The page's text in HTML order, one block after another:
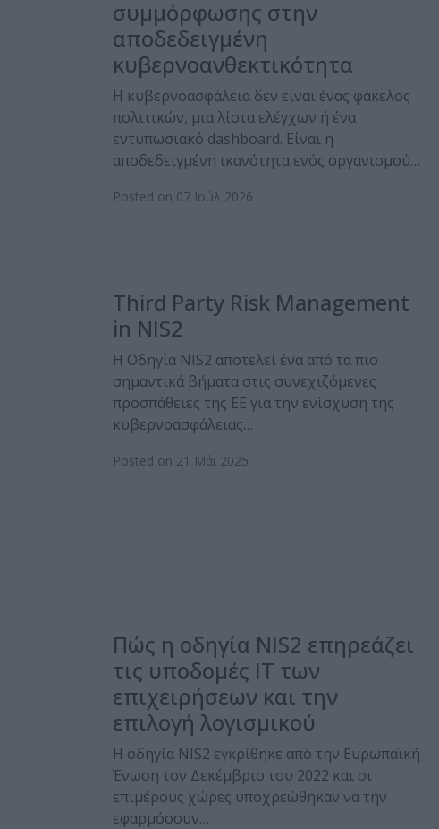
συμμόρφωσης στην
αποδεδειγμένη
κυβερνοανθεκτικότητα
Η κυβερνοασφάλεια δεν είναι ένας φάκελος
πολιτικών, μια λίστα ελέγχων ή ένα
εντυπωσιακό dashboard. Είναι η
αποδεδειγμένη ικανότητα ενός οργανισμού…
Posted on 07 Ιούλ 2026
Third Party Risk Management
in NIS2
Η Οδηγία NIS2 αποτελεί ένα από τα πιο
σημαντικά βήματα στις συνεχιζόμενες
προσπάθειες της ΕΕ για την ενίσχυση της
κυβερνοασφάλειας…
Posted on 21 Μάι 2025
Πώς η οδηγία NIS2 επηρεάζει
τις υποδομές IT των
επιχειρήσεων και την
επιλογή λογισμικού
Η οδηγία NIS2 εγκρίθηκε από την Ευρωπαϊκή
Ένωση τον Δεκέμβριο του 2022 και οι
επιμέρους χώρες υποχρεώθηκαν να την
εφαρμόσουν…